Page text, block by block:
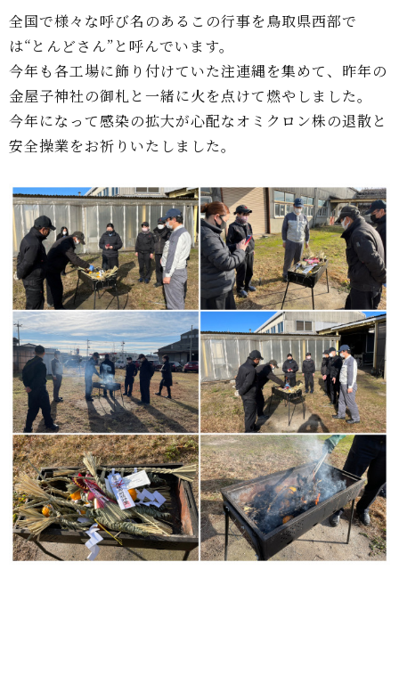
全国で様々な呼び名のあるこの行事を鳥取県西部で
は“とんどさん”と呼んでいます。
今年も各工場に飾り付けていた注連縄を集めて、昨年の
金屋子神社の御札と一緒に火を点けて燃やしました。
今年になって感染の拡大が心配なオミクロン株の退散と
安全操業をお祈りいたしました。